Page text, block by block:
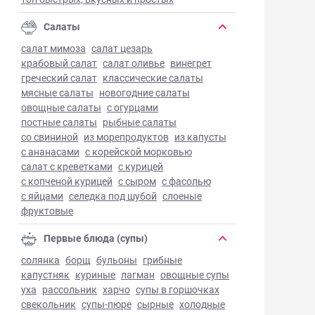
Салаты
салат мимоза салат цезарь
крабовый салат салат оливье винегрет
греческий салат классические салаты
мясные салаты новогодние салаты
овощные салаты с огурцами
постные салаты рыбные салаты
со свининой из морепродуктов из капусты
с ананасами с корейской морковью
салат с креветками с курицей
с копченой курицей с сыром с фасолью
с яйцами селедка под шубой слоеные
фруктовые
Первые блюда (супы)
солянка борщ бульоны грибные
капустняк куриные лагман овощные супы
уха рассольник харчо супы в горшочках
свекольник супы-пюре сырные холодные